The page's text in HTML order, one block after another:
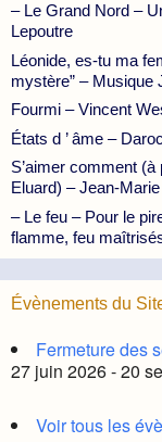
– Le Grand Nord –
Lepoutre
Léonide, es-tu ma
mystère” – Musique
Fourmi – Vincent
États d ’ âme –
S’aimer comment (à
Eluard) – Jean-
– Le feu – Pour le
flamme, feu
Évènements du
Fermeture des
27 juin 2026 - 20
Voir tous les